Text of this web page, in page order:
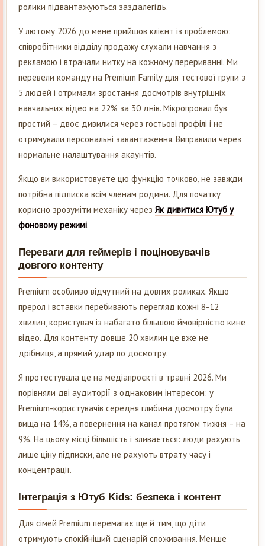
ролики підвантажуються заздалегідь.
У лютому 2026 до мене прийшов клієнт із проблемою:
співробітники відділу продажу слухали навчання з
рекламою і втрачали нитку на кожному перериванні. Ми
перевели команду на Premium Family для тестової групи з
5 людей і отримали зростання досмотрів внутрішніх
навчальних відео на 22% за 30 днів. Мікропровал був
простий – двоє дивилися через гостьові профілі і не
отримували персональні завантаження. Виправили через
нормальне налаштування акаунтів.
Якщо ви використовуєте цю функцію точково, не завжди
потрібна підписка всім членам родини. Для початку
корисно зрозуміти механіку через Як дивитися Ютуб у
фоновому режимі.
Переваги для геймерів і поціновувачів
довгого контенту
Premium особливо відчутний на довгих роликах. Якщо
прерол і вставки перебивають перегляд кожні 8-12
хвилин, користувач із набагато більшою ймовірністю кине
відео. Для контенту довше 20 хвилин це вже не
дрібниця, а прямий удар по досмотру.
Я протестувала це на медіапроєкті в травні 2026. Ми
порівняли дві аудиторії з однаковим інтересом: у
Premium-користувачів середня глибина досмотру була
вища на 14%, а повернення на канал протягом тижня – на
9%. На цьому місці більшість і зливається: люди рахують
лише ціну підписки, але не рахують втрату часу і
концентрації.
Інтеграція з Ютуб Kids: безпека і контент
Для сімей Premium перемагає ще й тим, що діти
отримують спокійніший сценарій споживання. Менше